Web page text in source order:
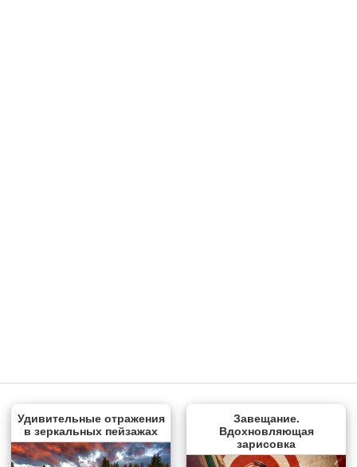
Удивительные отражения
в зеркальных пейзажах
Завещание.
Вдохновляющая
зарисовка